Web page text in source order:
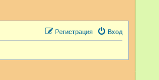
Вход
Регистрация